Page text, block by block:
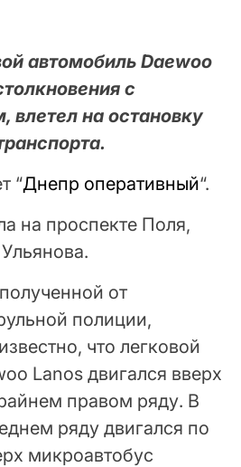
автомобиль Daewoo
с
влетел на остановку
“Днепр оперативный“.
на проспекте Поля,
от
полиции,
что легковой
Lanos двигался вверх
правом ряду. В
ряду двигался по
микроавтобус